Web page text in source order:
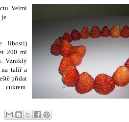
Velmi
je
libosti)
200 ml
Vzniklý
na talíř a
přidat
cukrem.